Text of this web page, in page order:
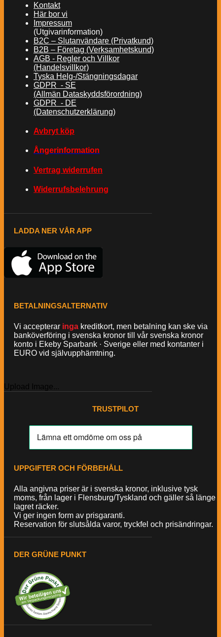
Kontakt
Här bor vi
Impressum
(Utgivarinformation)
B2C – Slutanvändare (Privatkund)
B2B – Företag (Verksamhetskund)
AGB - Regler och Villkor
(Handelsvillkor)
Tyska Helg-/Stängningsdagar
GDPR - SE
(Allmän Dataskyddsförordning)
GDPR - DE
(Datenschutzerklärung)
Avbryt köp
Ångerinformation
Vertrag widerrufen
Widerrufsbelehrung
LADDA NER VÅR APP
BETALNINGSALTERNATIV
Vi accepterar inga kreditkort, men betalning kan ske via
banköverföring i svenska kronor till vår svenska kronor
konto i Ekeby Sparbank · Sverige eller med kontanter i
EURO vid självupphämtning.
Upload Image...
TRUSTPILOT
UPPGIFTER OCH FÖRBEHÅLL
Alla angivna priser är i svenska kronor, inklusive tysk
moms, från lager i Flensburg/Tyskland och gäller så länge
lagret räcker.
Vi ger ingen form av prisgaranti.
Reservation för slutsålda varor, tryckfel och prisändringar.
DER GRÜNE PUNKT